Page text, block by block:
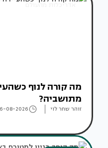
אדריכלות מהעולם
מה קורה לנוף
מתושביה?
זוהר שחר לוי 08-2026